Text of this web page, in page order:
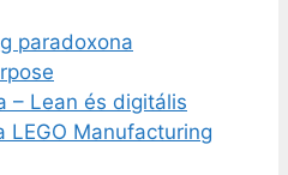
paradoxona
– Lean és digitális
LEGO Manufacturing